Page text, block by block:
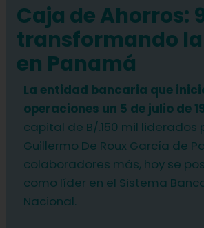
Caja de Ahorros:
transformando
en Panamá
La entidad bancaria que
operaciones un 5 de julio de
capital de B/.150 mil liderados
Guillermo De Roux García de
colaboradores más, hoy se
como líder en el Sistema
Nacional.